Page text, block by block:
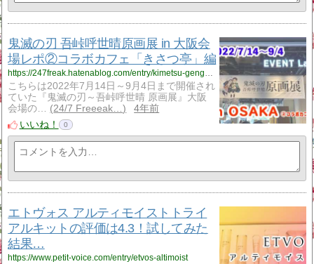
鬼滅の刃 吾峠呼世晴原画展 in 大阪会
場レポ②コラボカフェ「きさつ亭」編
https://247freak.hatenablog.com/entry/kimetsu-gengaten-cafe
こちらは2022年7月14日～9月4日まで開催され
ていた『鬼滅の刃～吾峠呼世晴 原画展』大阪
会場の…
24/7 Freeeak…
4年前
いいね！
0
エトヴォス アルティモイストトライ
アルキットの評価は4.3！試してみた
結果…
https://www.petit-voice.com/entry/etvos-altimoist